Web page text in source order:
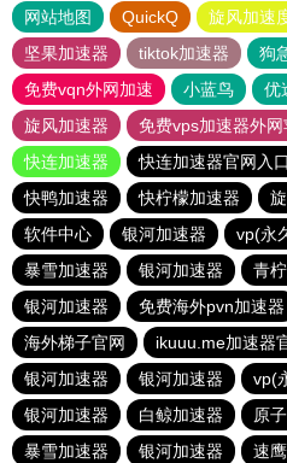
网站地图 QuickQ 旋风加速
坚果加速器
tiktok加速器
狗
免费vqn外网加速
小蓝鸟 优
旋风加速器
免费vps加速器外网
快连加速器
快连加速器官网入口
快鸭加速器
快柠檬加速器
软件中心
银河加速器 vp(永
暴雪加速器
银河加速器 青
银河加速器
免费海外pvn加速器
海外梯子官网
ikuuu.me加速器
银河加速器
银河加速器
vp(
银河加速器
白鲸加速器 原
暴雪加速器
银河加速器 速